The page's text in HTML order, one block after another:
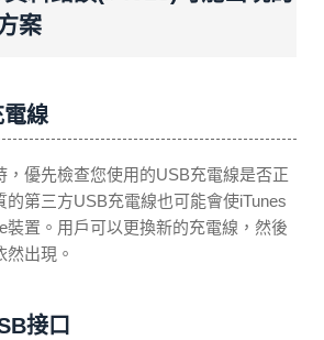
案
線
，優先檢查您使用的USB充電線是否正
的第三方USB充電線也可能會使iTunes
裝置。用戶可以更換新的充電線，然後
出現。
接口